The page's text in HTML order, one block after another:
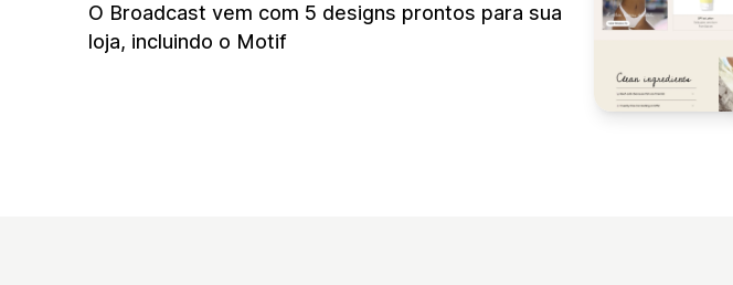
O Broadcast vem com 5 designs prontos para sua
loja, incluindo o Motif